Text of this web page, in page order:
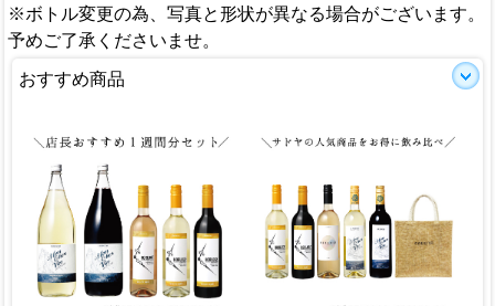
※ボトル変更の為、写真と形状が異なる場合がございます。
予めご了承くださいませ。
おすすめ商品